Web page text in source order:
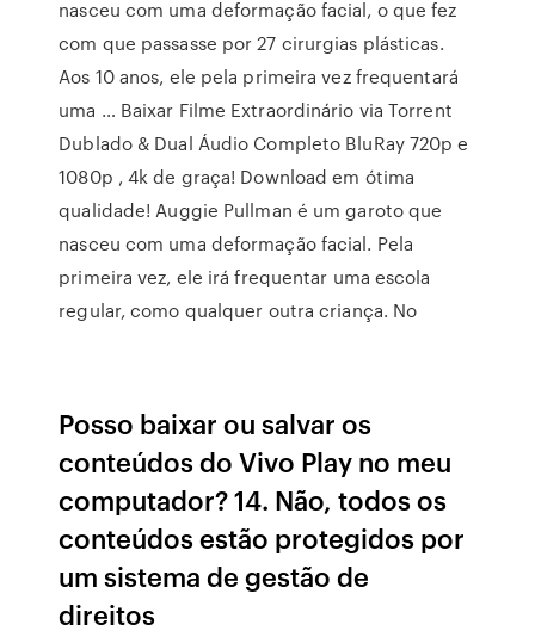
nasceu com uma deformação facial, o que fez
com que passasse por 27 cirurgias plásticas.
Aos 10 anos, ele pela primeira vez frequentará
uma … Baixar Filme Extraordinário via Torrent
Dublado & Dual Áudio Completo BluRay 720p e
1080p , 4k de graça! Download em ótima
qualidade! Auggie Pullman é um garoto que
nasceu com uma deformação facial. Pela
primeira vez, ele irá frequentar uma escola
regular, como qualquer outra criança. No
Posso baixar ou salvar os
conteúdos do Vivo Play no meu
computador? 14. Não, todos os
conteúdos estão protegidos por
um sistema de gestão de
direitos